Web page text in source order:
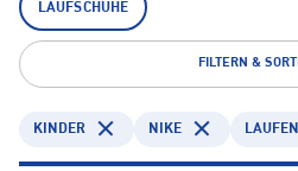
LAUFSCHUHE
FILTERN &
KINDER NIKE LAUFEN